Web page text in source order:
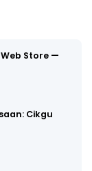
Web Store —
Cikgu